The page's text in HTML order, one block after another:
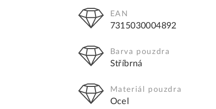
EAN
7315030004892
Barva pouzdra
Stříbrná
Materiál pouzdra
Ocel